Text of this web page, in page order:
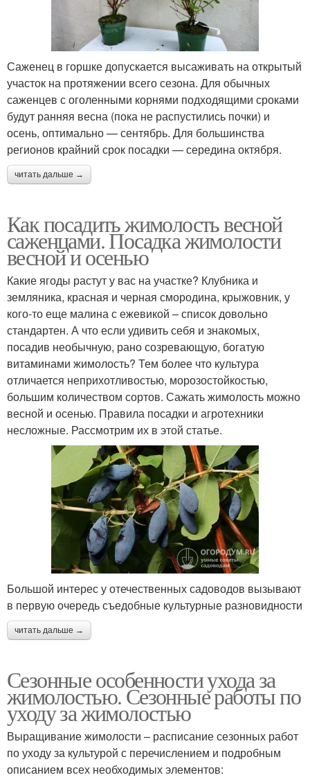
Саженец в горшке допускается высаживать на открытый
участок на протяжении всего сезона. Для обычных
саженцев с оголенными корнями подходящими сроками
будут ранняя весна (пока не распустились почки) и
осень, оптимально — сентябрь. Для большинства
регионов крайний срок посадки — середина октября.
читать дальше →
Как посадить жимолость весной
саженцами. Посадка жимолости
весной и осенью
Какие ягоды растут у вас на участке? Клубника и
земляника, красная и черная смородина, крыжовник, у
кого-то еще малина с ежевикой – список довольно
стандартен. А что если удивить себя и знакомых,
посадив необычную, рано созревающую, богатую
витаминами жимолость? Тем более что культура
отличается неприхотливостью, морозостойкостью,
большим количеством сортов. Сажать жимолость можно
весной и осенью. Правила посадки и агротехники
несложные. Рассмотрим их в этой статье.
Большой интерес у отечественных садоводов вызывают
в первую очередь съедобные культурные разновидности
читать дальше →
Сезонные особенности ухода за
жимолостью. Сезонные работы по
уходу за жимолостью
Выращивание жимолости – расписание сезонных работ
по уходу за культурой с перечислением и подробным
описанием всех необходимых элементов: